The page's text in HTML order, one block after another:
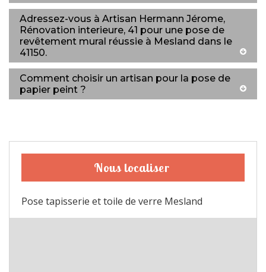
Adressez-vous à Artisan Hermann Jérome,
Rénovation interieure, 41 pour une pose de
revêtement mural réussie à Mesland dans le
41150.
Comment choisir un artisan pour la pose de
papier peint ?
Nous localiser
Pose tapisserie et toile de verre Mesland